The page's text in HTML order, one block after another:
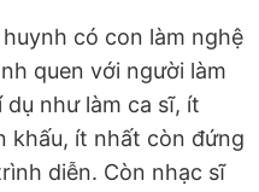
có con làm nghệ
quen với người làm
như làm ca sĩ, ít
khấu, ít nhất còn đứng
diễn. Còn nhạc sĩ